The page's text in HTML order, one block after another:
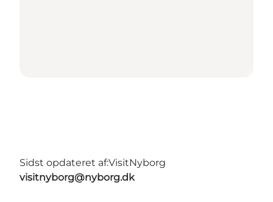
Sidst opdateret af:VisitNyborg
visitnyborg@nyborg.dk